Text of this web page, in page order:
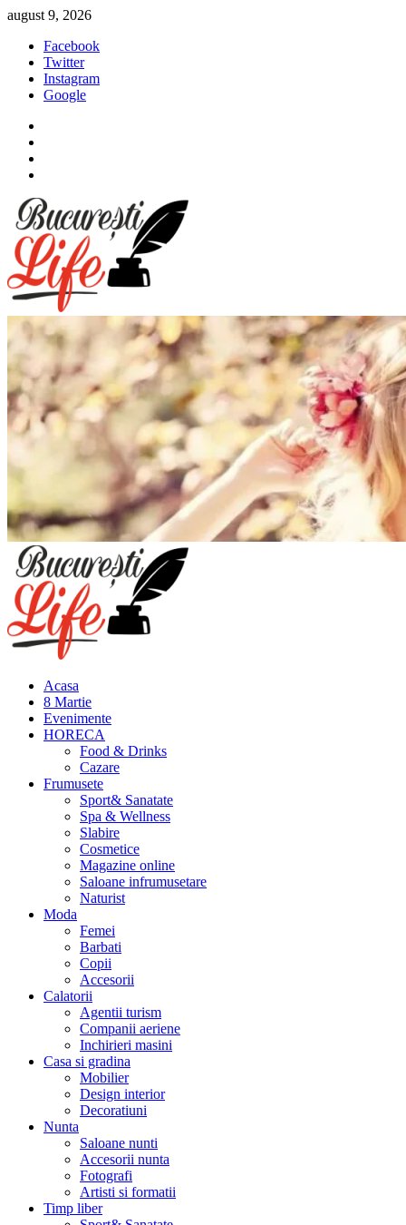
Sari
conținut
august 9, 2026
Facebook
Twitter
Instagram
Google
Meniu
principal
Acasa
8 Martie
Evenimente
HORECA
Food & Drinks
Cazare
Frumusete
Sport& Sanatate
Spa & Wellness
Slabire
Cosmetice
Magazine online
Saloane infrumusetare
Naturist
Moda
Femei
Barbati
Copii
Accesorii
Calatorii
Agentii turism
Companii aeriene
Inchirieri masini
Casa si gradina
Mobilier
Design interior
Decoratiuni
Nunta
Saloane nunti
Accesorii nunta
Fotografi
Artisti si formatii
Timp liber